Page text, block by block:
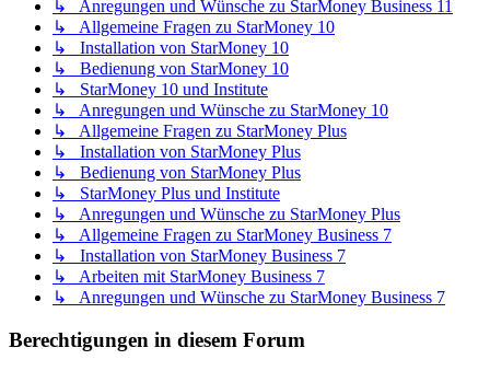
↳ Anregungen und Wünsche zu StarMoney Business 11
↳ Allgemeine Fragen zu StarMoney 10
↳ Installation von StarMoney 10
↳ Bedienung von StarMoney 10
↳ StarMoney 10 und Institute
↳ Anregungen und Wünsche zu StarMoney 10
↳ Allgemeine Fragen zu StarMoney Plus
↳ Installation von StarMoney Plus
↳ Bedienung von StarMoney Plus
↳ StarMoney Plus und Institute
↳ Anregungen und Wünsche zu StarMoney Plus
↳ Allgemeine Fragen zu StarMoney Business 7
↳ Installation von StarMoney Business 7
↳ Arbeiten mit StarMoney Business 7
↳ Anregungen und Wünsche zu StarMoney Business 7
Berechtigungen in diesem Forum